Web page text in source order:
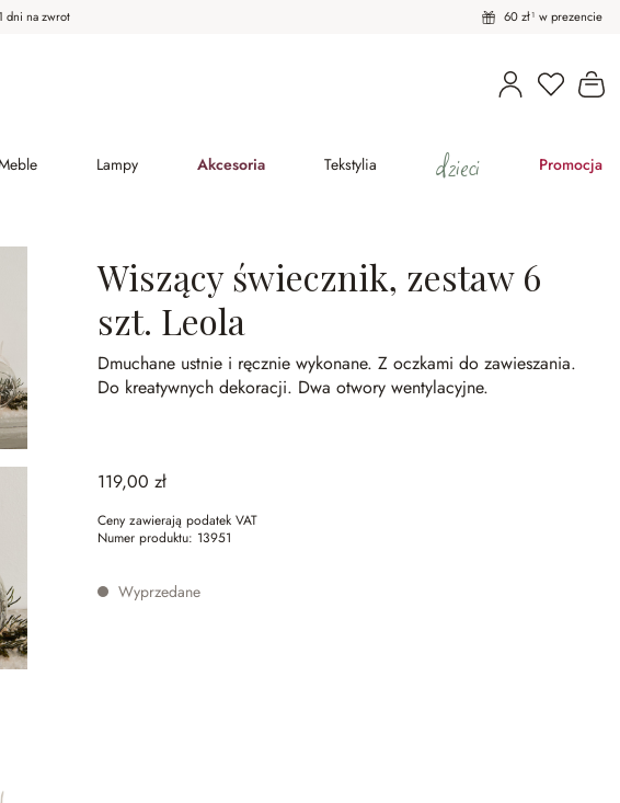
dni na zwrot 60 zł¹ w prezencie
Masz
Lampy Akcesoria Tekstylia dzieci Promocja
Wiszący świecznik, zestaw 6
szt. Leola
Dmuchane ustnie i ręcznie wykonane.Z oczkami do zawieszania.
Do kreatywnych dekoracji. Dwa otwory wentylacyjne.
119,00 zł
Ceny zawierają podatek VAT
Numer produktu: 13951
Wyprzedane